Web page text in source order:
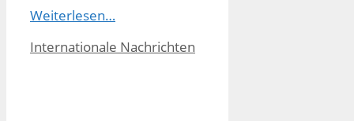
Weiterlesen…
Kategorien
Internationale Nachrichten